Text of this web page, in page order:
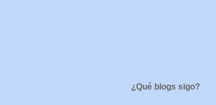
¿Qué blogs sigo?